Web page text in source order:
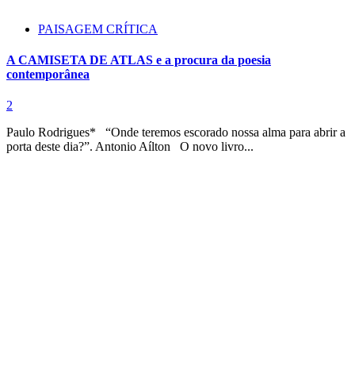
PAISAGEM CRÍTICA
A CAMISETA DE ATLAS e a procura da poesia
contemporânea
2
Paulo Rodrigues* “Onde teremos escorado nossa alma para abrir a
porta deste dia?”. Antonio Aílton O novo livro...